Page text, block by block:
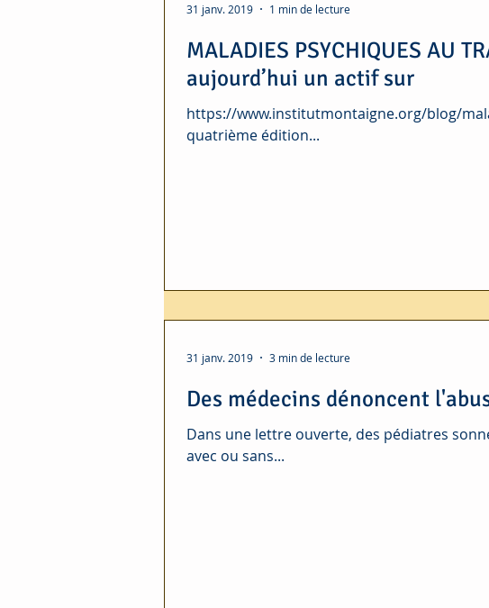
MALADIES PSYCHIQUES AU
aujourd’hui un actif sur
https://www.institutmontaigne.org/blog/
quatrième édition...
31 janv. 2019 1 min de lecture
Des médecins dénoncent
Dans une lettre ouverte, des pédiatres
avec ou sans...
31 janv. 2019 3 min de lecture